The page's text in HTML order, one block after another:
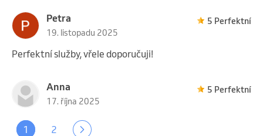
Petra
19. listopadu 2025
5 Perfektní
Perfektní služby, vřele doporučuji!
Anna
17. října 2025
5 Perfektní
1 2